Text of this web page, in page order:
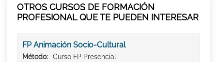
OTROS CURSOS DE FORMACIÓN
PROFESIONAL QUE TE PUEDEN INTERESAR
FP Animación Socio-Cultural
Método:
Curso FP Presencial